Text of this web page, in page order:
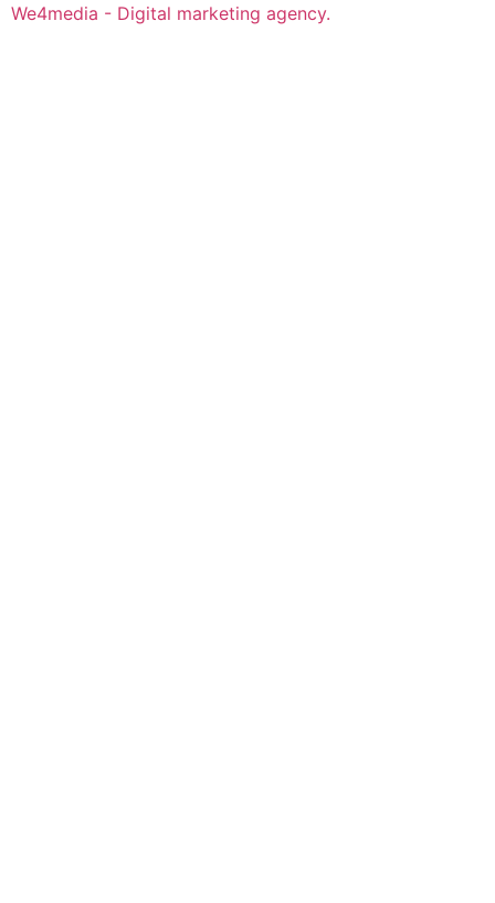
We4media - Digital marketing agency.